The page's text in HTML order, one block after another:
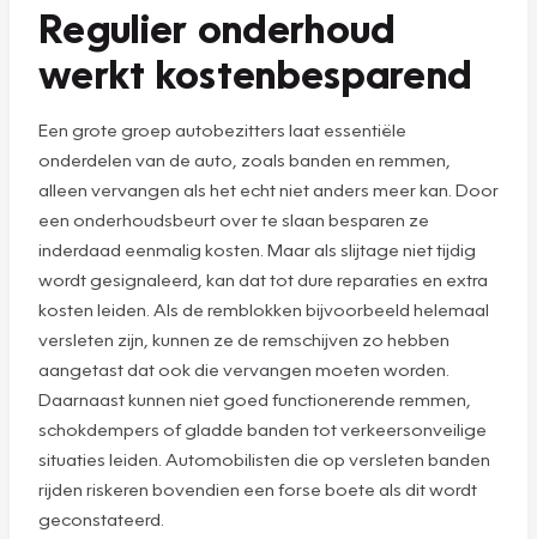
Regulier onderhoud
werkt kostenbesparend
Een grote groep autobezitters laat essentiële
onderdelen van de auto, zoals banden en remmen,
alleen vervangen als het echt niet anders meer kan. Door
een onderhoudsbeurt over te slaan besparen ze
inderdaad eenmalig kosten. Maar als slijtage niet tijdig
wordt gesignaleerd, kan dat tot dure reparaties en extra
kosten leiden. Als de remblokken bijvoorbeeld helemaal
versleten zijn, kunnen ze de remschijven zo hebben
aangetast dat ook die vervangen moeten worden.
Daarnaast kunnen niet goed functionerende remmen,
schokdempers of gladde banden tot verkeersonveilige
situaties leiden. Automobilisten die op versleten banden
rijden riskeren bovendien een forse boete als dit wordt
geconstateerd.